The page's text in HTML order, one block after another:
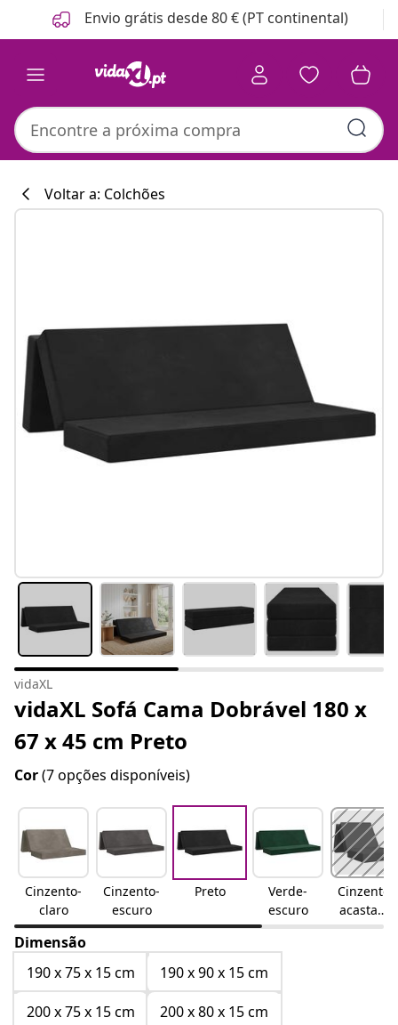
Anterior
Seguinte Envio grátis desde 80 € (PT continental)
Voltar a: Colchões
vidaXL
vidaXL Sofá Cama Dobrável 180 x
67 x 45 cm Preto
Cor(7 opções disponíveis)
Cinzento-
claro
Cinzento-
escuro
Preto
Verde-
escuro
Cinzento-
acastanh
ado
Dimensão
190 x 75 x 15 cm
190 x 90 x 15 cm
200 x 75 x 15 cm
200 x 80 x 15 cm